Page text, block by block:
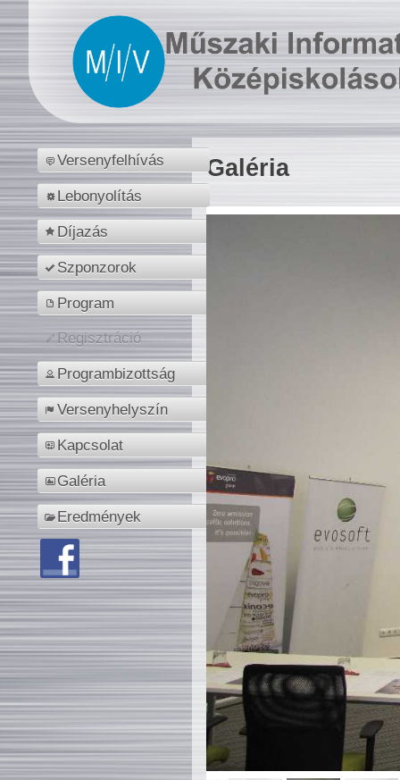
Versenyfelhívás
Lebonyolítás
Díjazás
Szponzorok
Program
Regisztráció
Programbizottság
Versenyhelyszín
Kapcsolat
Galéria
Eredmények
Galéria